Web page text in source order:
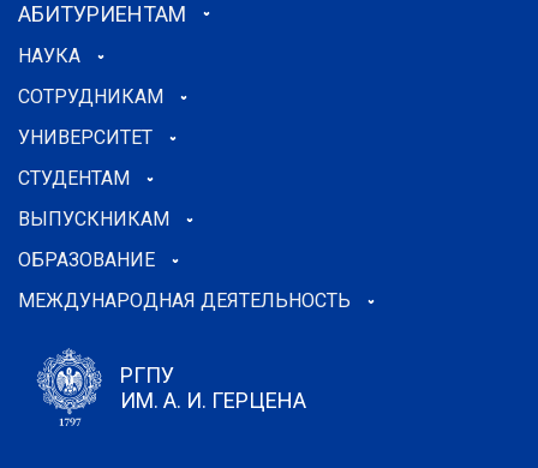
АБИТУРИЕНТАМ
НАУКА
СОТРУДНИКАМ
УНИВЕРСИТЕТ
СТУДЕНТАМ
ВЫПУСКНИКАМ
ОБРАЗОВАНИЕ
МЕЖДУНАРОДНАЯ ДЕЯТЕЛЬНОСТЬ
РГПУ
ИМ. А. И. ГЕРЦЕНА